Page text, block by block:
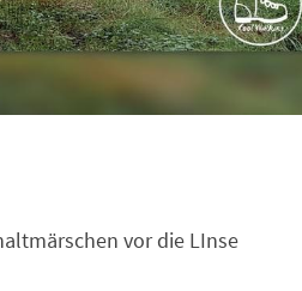
vor die LInse